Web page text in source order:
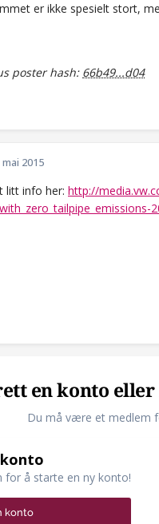
er ikke spesielt stort,
poster hash: 66b49...d04
mai 2015
litt info her: http://
en konto
Du må være et medlem
for å starte en ny konto!
konto